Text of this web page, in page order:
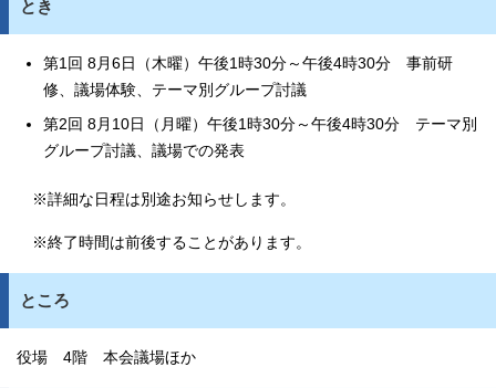
とき
第1回 8月6日（木曜）午後1時30分～午後4時30分 事前研
修、議場体験、テーマ別グループ討議
第2回 8月10日（月曜）午後1時30分～午後4時30分 テーマ別
グループ討議、議場での発表
※詳細な日程は別途お知らせします。
※終了時間は前後することがあります。
ところ
役場 4階 本会議場ほか